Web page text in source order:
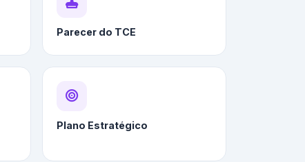
Parecer do TCE
Plano Estratégico